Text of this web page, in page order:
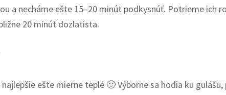
a necháme ešte 15–20 minút podkysnúť. Potrieme ich
20 minút dozlatista.
ešte mierne teplé 🙂 Výborne sa hodia ku